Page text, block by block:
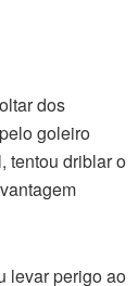
dos
goleiro
tentou driblar o
levar perigo ao